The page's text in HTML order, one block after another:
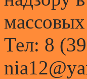
Тел: 8